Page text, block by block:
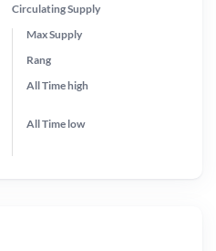
Circulating Supply
Max Supply
Rang
All Timehigh
All Time low